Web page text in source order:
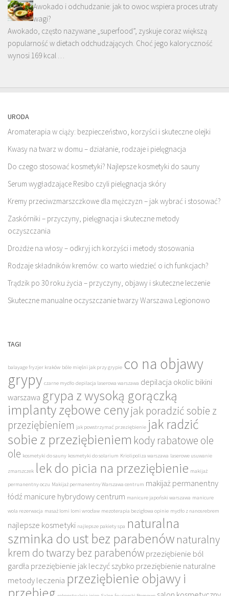
Awokado i odchudzanie: jak to owoc wspiera proces utraty
wagi?
Awokado, często nazywane „superfood”, zyskuje coraz większą
popularność w dietach odchudzających. Choć jego kaloryczność
wynosi 169 kcal …
URODA
Aromaterapia w ciąży: bezpieczeństwo, korzyści i skuteczne olejki
Kwasy na twarz w domu – działanie, rodzaje i pielęgnacja
Do czego stosować kosmetyki? Najlepsze kosmetyki do sauny
Serum wygładzające Resibo czyli pielęgnacja skóry
Kremy przeciwzmarszczkowe dla mężczyzn – jak wybrać i stosować?
Zaskórniki – przyczyny, pielęgnacja i skuteczne metody
oczyszczania
Drożdże na włosy – odkryj ich korzyści i metody stosowania
Rodzaje składników kremów: co warto wiedzieć o ich funkcjach?
Trądzik po 30 roku życia – przyczyny, objawy i skuteczne leczenie
Skuteczne manualne oczyszczanie twarzy Warszawa Legionowo
TAGI
balayage fryzjer kraków bóle mięśni jak przy grypie co na objawy
grypy czarne mydło depilacja laserowa warszawa depilacja okolic bikini
warszawa grypa z wysoką gorączką
implanty zębowe cenyjak poradzić sobie z
przeziębieniem jak powstrzymać przeziębienie jak radzić
sobie z przeziębieniem kody rabatowe ole
ole kosmetyki do sauny kosmetyki do solarium Kriolipoliza warszawa laserowe usuwanie
zmarszczek lek do picia na przeziębienie makijaż
permanentny oczu Makijaż permanentny Warszawa centrum makijaż permanentny
łódź manicure hybrydowy centrum manicure japoński warszawa manicure
wola rezerwacja masaż lomi lomi wrocław mezoterapia bezigłowa opinie mydło z nanosrebrem
najlepsze kosmetyki najlepsze pakiety spa naturalna
szminka do ust bez parabenów naturalny
krem do twarzy bez parabenówprzeziębienie ból
gardła przeziębienie jak leczyć szybko przeziębienie naturalne
metody leczenia przeziębienie objawy i
przebieg